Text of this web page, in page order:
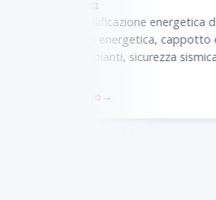
alla riqualificazione energetica degli
diagnosi energetica, cappotto e
impianti, sicurezza sismica,